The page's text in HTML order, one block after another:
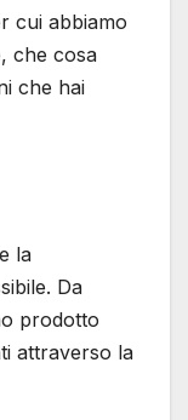
cui abbiamo
che cosa
che hai
la
Da
prodotto
attraverso la